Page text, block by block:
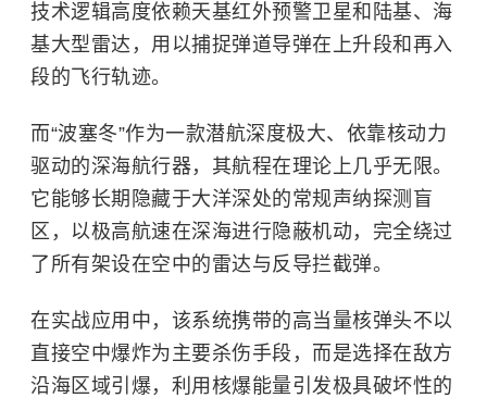
技术逻辑高度依赖天基红外预警卫星和陆基、海
基大型雷达，用以捕捉弹道导弹在上升段和再入
段的飞行轨迹。
而“波塞冬”作为一款潜航深度极大、依靠核动力
驱动的深海航行器，其航程在理论上几乎无限。
它能够长期隐藏于大洋深处的常规声纳探测盲
区，以极高航速在深海进行隐蔽机动，完全绕过
了所有架设在空中的雷达与反导拦截弹。
在实战应用中，该系统携带的高当量核弹头不以
直接空中爆炸为主要杀伤手段，而是选择在敌方
沿海区域引爆，利用核爆能量引发极具破坏性的